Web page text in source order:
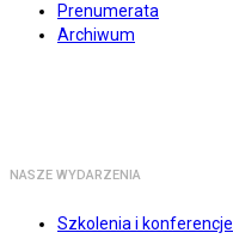
Prenumerata
Archiwum
NASZE WYDARZENIA
Szkolenia i konferencje